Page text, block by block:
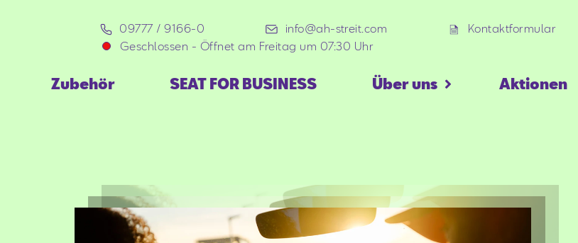
09777 / 9166-0 info@ah-streit.com
Kontaktformular
Geschlossen - Öffnet am Freitag um 07:30 Uhr
Zubehör SEAT FOR BUSINESS Über uns Aktionen